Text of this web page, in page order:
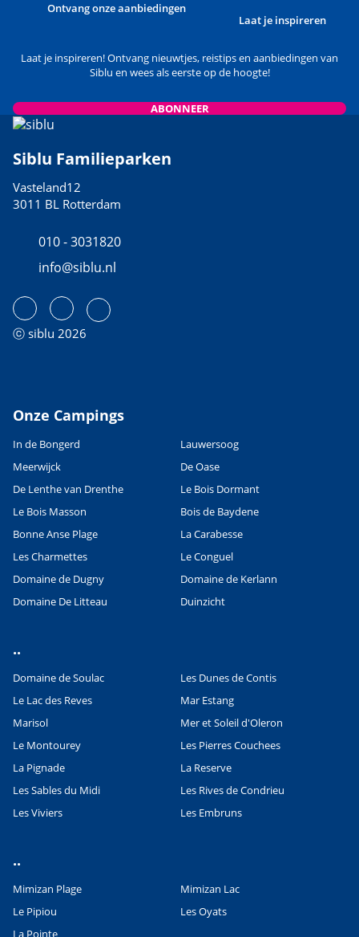
Ontvang onze aanbiedingen
Laat je inspireren
Laat je inspireren! Ontvang nieuwtjes, reistips en aanbiedingen van
Siblu en wees als eerste op de hoogte!
ABONNEER
Siblu Familieparken
Vasteland12
3011 BL Rotterdam
010 - 3031820
info@siblu.nl
ⓒ siblu 2026
Onze Campings
In de Bongerd
Lauwersoog
Meerwijck
De Oase
De Lenthe van Drenthe
Le Bois Dormant
Le Bois Masson
Bois de Baydene
Bonne Anse Plage
La Carabesse
Les Charmettes
Le Conguel
Domaine de Dugny
Domaine de Kerlann
Domaine De Litteau
Duinzicht
..
Domaine de Soulac
Les Dunes de Contis
Le Lac des Reves
Mar Estang
Marisol
Mer et Soleil d'Oleron
Le Montourey
Les Pierres Couchees
La Pignade
La Reserve
Les Sables du Midi
Les Rives de Condrieu
Les Viviers
Les Embruns
..
Mimizan Plage
Mimizan Lac
Le Pipiou
Les Oyats
La Pointe